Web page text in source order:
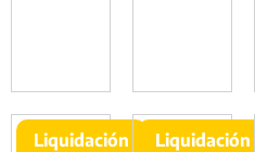
Liquidación Liquidación